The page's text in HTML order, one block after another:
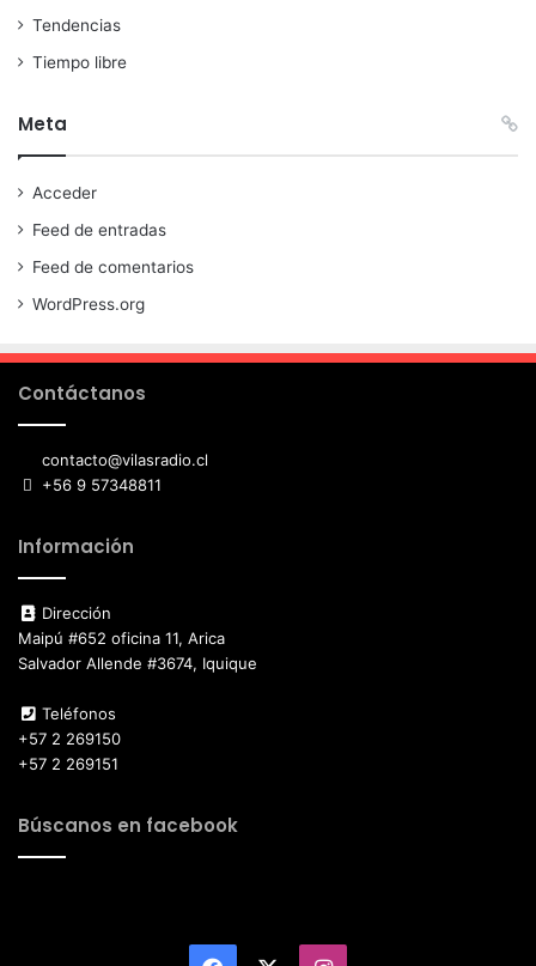
Tendencias
Tiempo libre
Meta
Acceder
Feed de entradas
Feed de comentarios
WordPress.org
Contáctanos
contacto@vilasradio.cl
+56 9 57348811
Información
Dirección
Maipú #652 oficina 11, Arica
Salvador Allende #3674, Iquique
Teléfonos
+57 2 269150
+57 2 269151
Búscanos en facebook